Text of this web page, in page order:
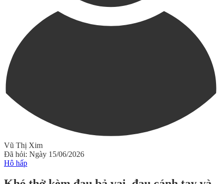
Vũ Thị Xim
Đã hỏi: Ngày 15/06/2026
Hô hấp